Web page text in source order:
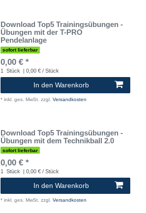
Download Top5 Trainingsübungen -
Übungen mit der T-PRO
Pendelanlage
sofort lieferbar
0,00 € *
1 Stück | 0,00 € / Stück
In den Warenkorb
* inkl. ges. MwSt. zzgl. Versandkosten
Download Top5 Trainingsübungen -
Übungen mit dem Technikball 2.0
sofort lieferbar
0,00 € *
1 Stück | 0,00 € / Stück
In den Warenkorb
* inkl. ges. MwSt. zzgl. Versandkosten